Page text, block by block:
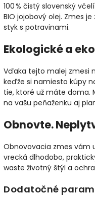
100 % čistý slovenský
BIO jojobový olej. Zmes
styk s potravinami.
Ekologické a
Vďaka tejto malej zmesi
keďže si namiesto kúpy
tie, ktoré už máte doma.
na vašu peňaženku aj
Obnovte.
Obnovovacia zmes vám
vrecká dlhodobo,
waste životný štýl a
Dodatočné